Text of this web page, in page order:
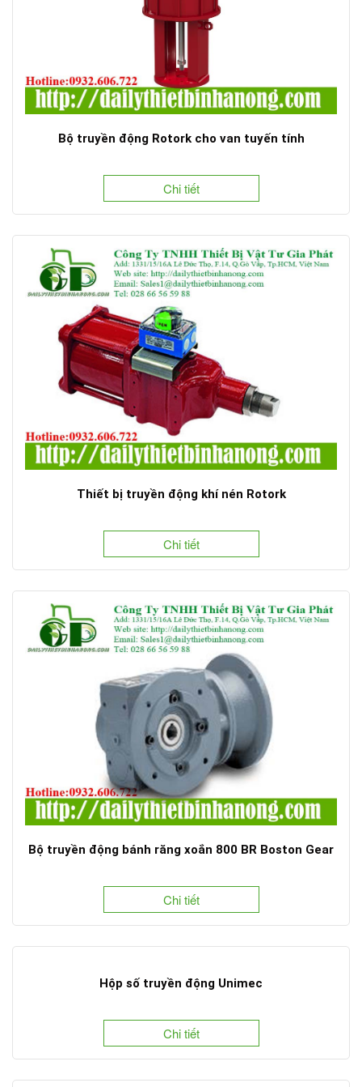
Bộ truyền động Rotork cho van tuyến tính
Chi tiết
Thiết bị truyền động khí nén Rotork
Chi tiết
Bộ truyền động bánh răng xoắn 800 BR Boston Gear
Chi tiết
Hộp số truyền động Unimec
Chi tiết